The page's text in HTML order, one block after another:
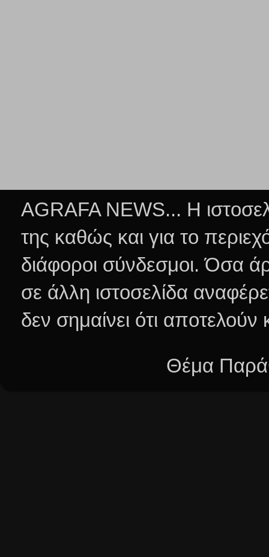
AGRAFA NEWS... Η
της καθώς και για το
διάφοροι σύνδεσμοι.Όσα
σε άλλη ιστοσελίδα
δεν σημαίνει ότι
Θέμα